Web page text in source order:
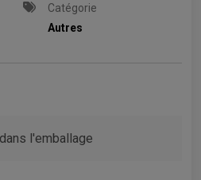
Catégorie
Autres
l'emballage